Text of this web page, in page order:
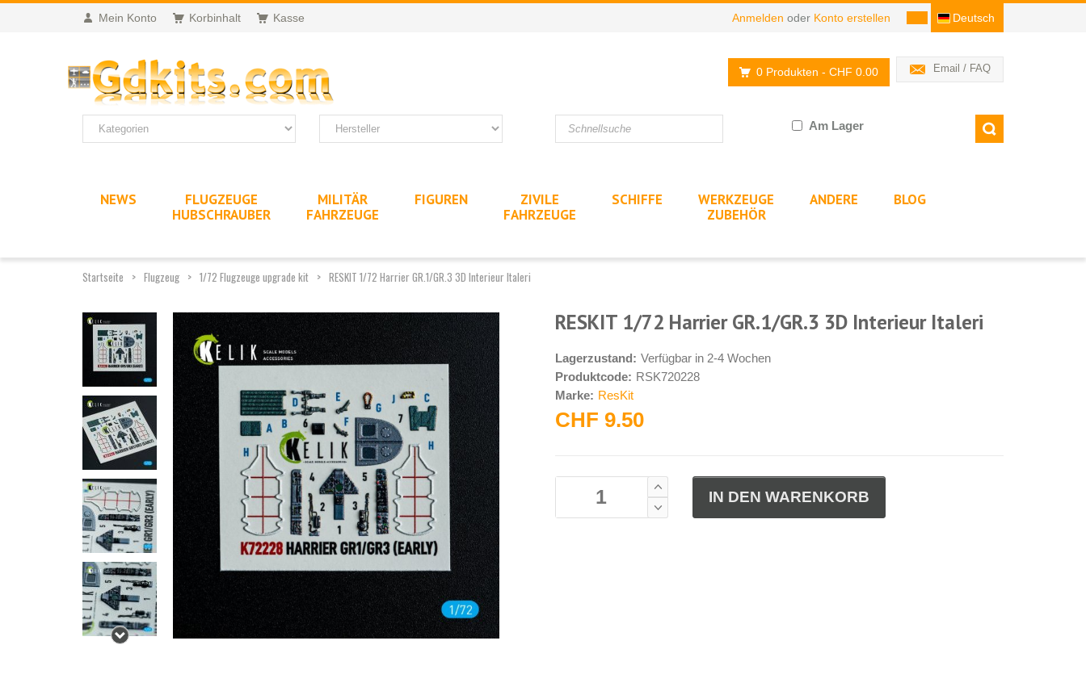
Mein Konto Korbinhalt Kasse Deutsch
Anmelden oder Konto erstellen
Email / FAQ
0 Produkten - CHF 0.00
Am Lager
NEWS
FLUGZEUGE
HUBSCHRAUBER
MILITÄR
FAHRZEUGE
FIGUREN
ZIVILE
FAHRZEUGE
SCHIFFE
WERKZEUGE
ZUBEHÖR
ANDERE BLOG
Startseite Flugzeug 1/72 Flugzeuge upgrade kit RESKIT 1/72 Harrier GR.1/GR.3 3D Interieur Italeri
RESKIT 1/72 Harrier GR.1/GR.3 3D Interieur Italeri
Lagerzustand: Verfügbar in 2-4 Wochen
Produktcode: RSK720228
Marke: ResKit
CHF 9.50